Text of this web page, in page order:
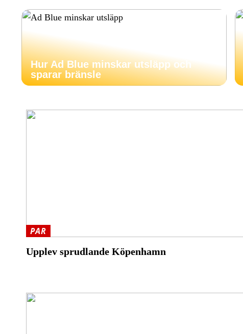
Hur Ad Blue minskar utsläpp och
sparar bränsle
PAR
Upplev sprudlande Köpenhamn